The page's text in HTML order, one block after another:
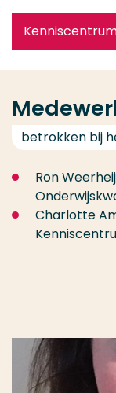
betrokken bij
Ron
Charlotte